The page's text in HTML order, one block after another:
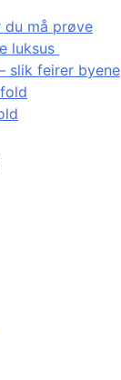
må prøve
luksus
slik feirer byene